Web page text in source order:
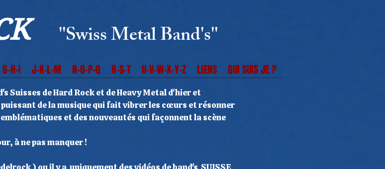
''Swiss Metal Band's''
Suisses de Hard Rock et de Heavy Metal d'hier et
de la musique qui fait vibrer les cœurs et résonner
et des nouveautés qui façonnent la scène
à ne pas manquer !
G-H-I J-K-L-M N-O-P-Q R-S-T U-V-W-X-Y-Z LIENS QUI SUIS JE ?